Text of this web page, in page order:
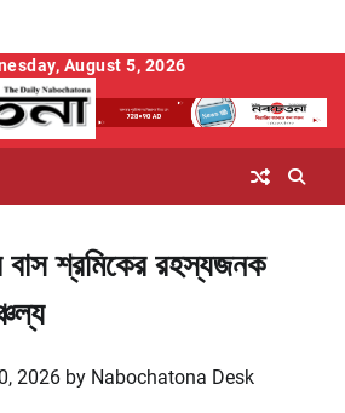
August 5, 2026
বাস শ্রমিকের রহস্যজনক
2026 by Nabochatona Desk